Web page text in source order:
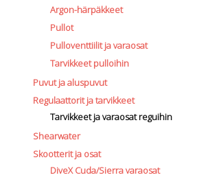
Argon-härpäkkeet
Pullot
Pulloventtiilit ja varaosat
Tarvikkeet pulloihin
Puvut ja aluspuvut
Regulaattorit ja tarvikkeet
Tarvikkeet ja varaosat reguihin
Shearwater
Skootterit ja osat
DiveX Cuda/Sierra varaosat